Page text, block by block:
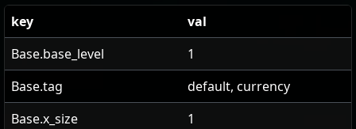
key
val
Base.base_level
1
Base.tag
default, currency
Base.x_size
1